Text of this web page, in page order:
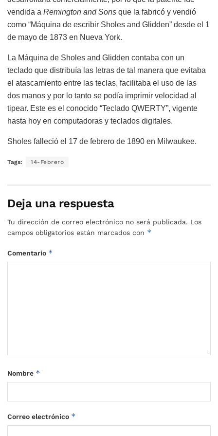
vendida a Remington and Sons que la fabricó y vendió
como “Máquina de escribir Sholes and Glidden” desde el 1
de mayo de 1873 en Nueva York.
La Máquina de Sholes and Glidden contaba con un
teclado que distribuía las letras de tal manera que evitaba
el atascamiento entre las teclas, facilitaba el uso de las
dos manos y por lo tanto se podía imprimir velocidad al
tipear. Este es el conocido “Teclado QWERTY”, vigente
hasta hoy en computadoras y teclados digitales.
Sholes falleció el 17 de febrero de 1890 en Milwaukee.
Tags: 14-Febrero
Deja una respuesta
Tu dirección de correo electrónico no será publicada. Los
campos obligatorios están marcados con *
Comentario *
Nombre *
Correo electrónico *